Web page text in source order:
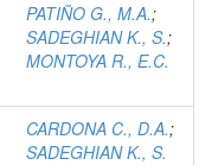
PATIÑO G., M.A.;
SADEGHIAN K., S.;
MONTOYA R., E.C.
CARDONA C., D.A.;
SADEGHIAN K., S.